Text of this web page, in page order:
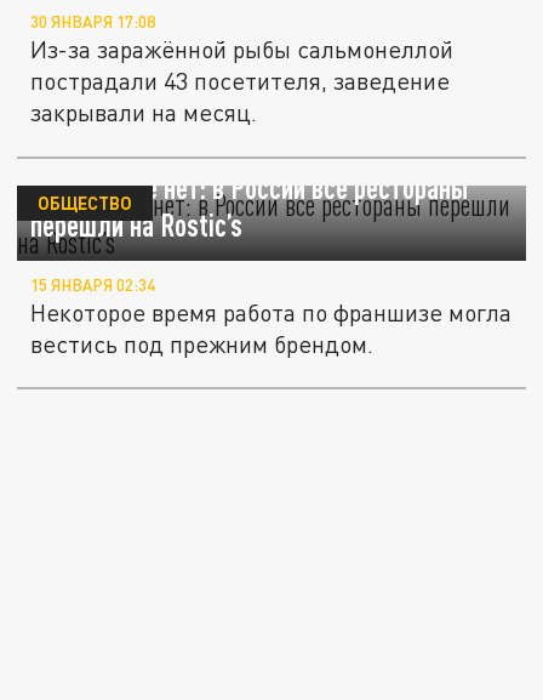
30 ЯНВАРЯ 17:08
Из-за заражённой рыбы сальмонеллой
пострадали 43 посетителя, заведение
закрывали на месяц.
KFC больше нет: в России все рестораны
перешли на Rostic’s
ОБЩЕСТВО
15 ЯНВАРЯ 02:34
Некоторое время работа по франшизе могла
вестись под прежним брендом.